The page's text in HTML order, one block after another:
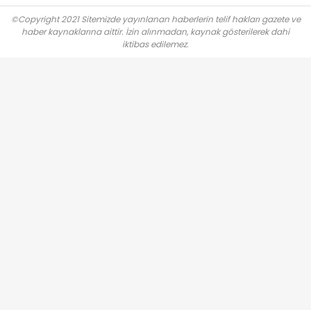
©Copyright 2021 Sitemizde yayınlanan haberlerin telif hakları gazete ve
haber kaynaklarına aittir. İzin alınmadan, kaynak gösterilerek dahi
iktibas edilemez.